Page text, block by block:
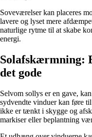
Soveværelser kan placeres
lavere og lyset mere
naturlige rytme til at skabe
energi.
Solafskærmning:
det gode
Selvom sollys er en gave,
sydvendte vinduer kan føre
ikke er tænkt i skygge og
markiser eller beplantning